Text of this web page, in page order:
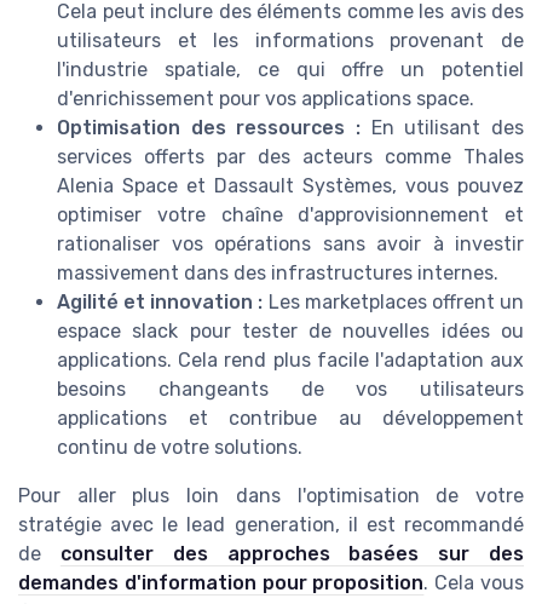
Cela peut inclure des éléments comme les avis des
utilisateurs et les informations provenant de
l'industrie spatiale, ce qui offre un potentiel
d'enrichissement pour vos applications space.
Optimisation des ressources : En utilisant des
services offerts par des acteurs comme Thales
Alenia Space et Dassault Systèmes, vous pouvez
optimiser votre chaîne d'approvisionnement et
rationaliser vos opérations sans avoir à investir
massivement dans des infrastructures internes.
Agilité et innovation : Les marketplaces offrent un
espace slack pour tester de nouvelles idées ou
applications. Cela rend plus facile l'adaptation aux
besoins changeants de vos utilisateurs
applications et contribue au développement
continu de votre solutions.
Pour aller plus loin dans l'optimisation de votre
stratégie avec le lead generation, il est recommandé
de consulter des approches basées sur des
demandes d'information pour proposition. Cela vous